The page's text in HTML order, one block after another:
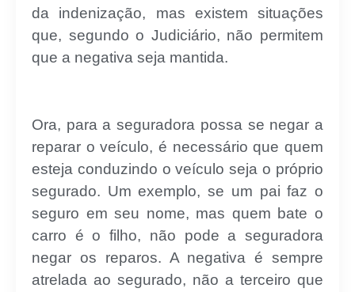
da indenização, mas existem situações
que, segundo o Judiciário, não permitem
que a negativa seja mantida.
Ora, para a seguradora possa se negar a
reparar o veículo, é necessário que quem
esteja conduzindo o veículo seja o próprio
segurado. Um exemplo, se um pai faz o
seguro em seu nome, mas quem bate o
carro é o filho, não pode a seguradora
negar os reparos. A negativa é sempre
atrelada ao segurado, não a terceiro que